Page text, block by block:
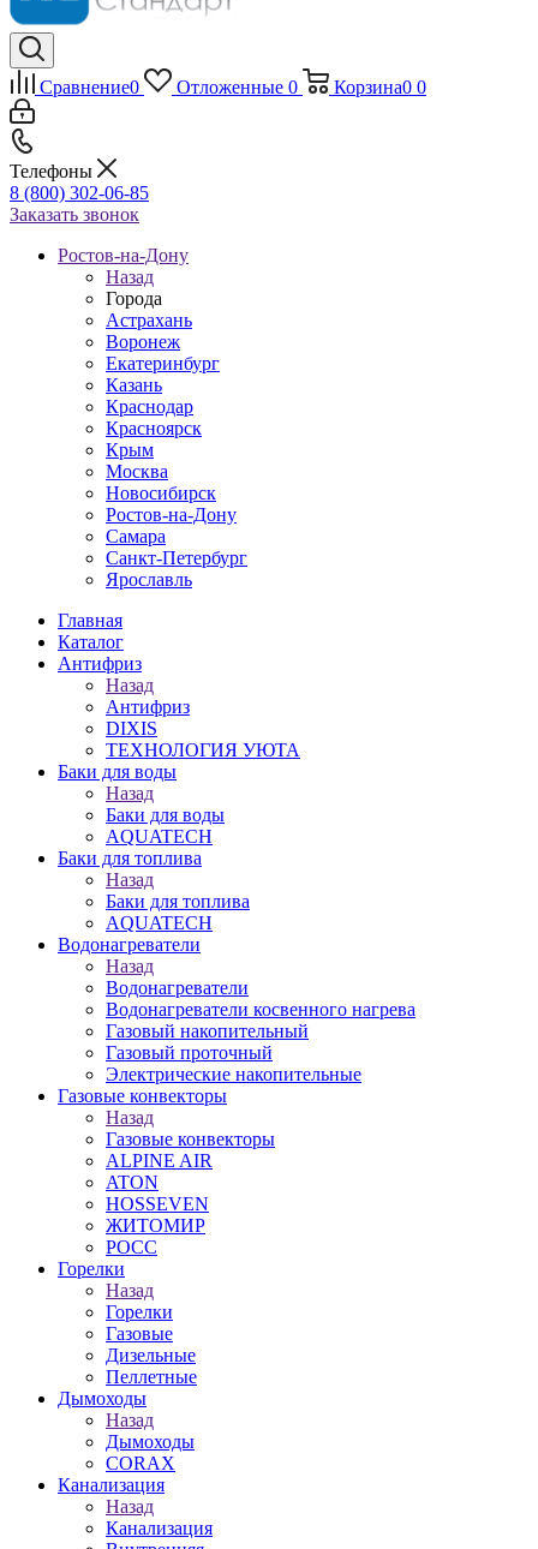
Сравнение0 Отложенные 0 Корзина0 0
Телефоны
8 (800) 302-06-85
Заказать звонок
Ростов-на-Дону
Назад
Города
Астрахань
Воронеж
Екатеринбург
Казань
Краснодар
Красноярск
Крым
Москва
Новосибирск
Ростов-на-Дону
Самара
Санкт-Петербург
Ярославль
Главная
Каталог
Антифриз
Назад
Антифриз
DIXIS
ТЕХНОЛОГИЯ УЮТА
Баки для воды
Назад
Баки для воды
AQUATECH
Баки для топлива
Назад
Баки для топлива
AQUATECH
Водонагреватели
Назад
Водонагреватели
Водонагреватели косвенного нагрева
Газовый накопительный
Газовый проточный
Электрические накопительные
Газовые конвекторы
Назад
Газовые конвекторы
ALPINE AIR
ATON
HOSSEVEN
ЖИТОМИР
РОСС
Горелки
Назад
Горелки
Газовые
Дизельные
Пеллетные
Дымоходы
Назад
Дымоходы
CORAX
Канализация
Назад
Канализация